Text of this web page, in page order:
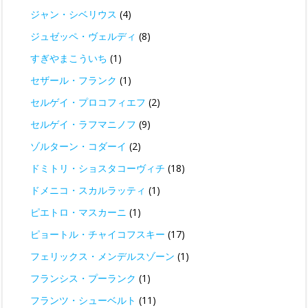
ジャン・シベリウス (4)
ジュゼッペ・ヴェルディ (8)
すぎやまこういち (1)
セザール・フランク (1)
セルゲイ・プロコフィエフ (2)
セルゲイ・ラフマニノフ (9)
ゾルターン・コダーイ (2)
ドミトリ・ショスタコーヴィチ (18)
ドメニコ・スカルラッティ (1)
ピエトロ・マスカーニ (1)
ピョートル・チャイコフスキー (17)
フェリックス・メンデルスゾーン (1)
フランシス・プーランク (1)
フランツ・シューベルト (11)